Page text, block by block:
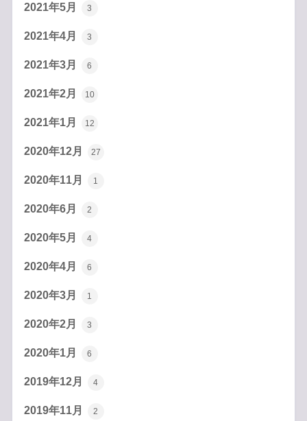
2021年5月 3
2021年4月 3
2021年3月 6
2021年2月 10
2021年1月 12
2020年12月 27
2020年11月 1
2020年6月 2
2020年5月 4
2020年4月 6
2020年3月 1
2020年2月 3
2020年1月 6
2019年12月 4
2019年11月 2